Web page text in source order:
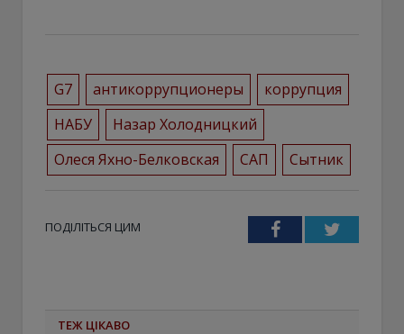
G7 антикоррупционеры
коррупция
НАБУ
Назар Холодницкий
Олеся Яхно-Белковская
САП Сытник
ПОДІЛІТЬСЯ ЦИМ FacebookTwitter
ТЕЖ ЦІКАВО